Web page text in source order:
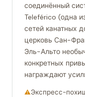
соединённый
Teleférico (одна
сетей канатных
церковь Сан-
Эль-Альто
конкретных
награждают
Экспресс-